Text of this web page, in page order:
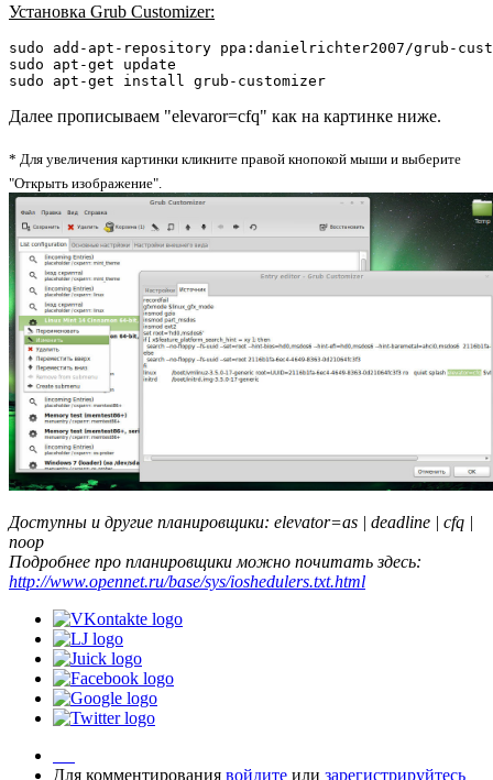
Установка Grub Customizer:
sudo add-apt-repository ppa:danielrichter2007 /
sudo
apt-get update
sudo
apt-get install grub-customizer
Далее прописываем "elevaror=cfq" как на картинке ниже.
* Для увеличения картинки кликните правой кнопокой мыши и выберите
"Открыть изображение".
Доступны и другие планировщики: elevator=as | deadline | cfq |
noop
Подробнее про планировщики можно почитать здесь:
http://www.opennet.ru/base/sys/ioshedulers.txt.html
Для комментирования войдите или зарегистрируйтесь